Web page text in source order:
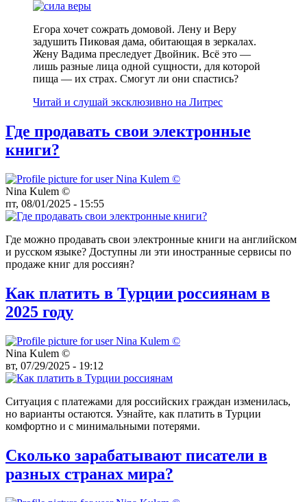
Егора хочет сожрать домовой. Лену и Веру
задушить Пиковая дама, обитающая в зеркалах.
Жену Вадима преследует Двойник. Всё это —
лишь разные лица одной сущности, для которой
пища — их страх. Смогут ли они спастись?
Читай и слушай эксклюзивно на Литрес
Где продавать свои электронные
книги?
Nina Kulem ©️
пт, 08/01/2025 - 15:55
Где можно продавать свои электронные книги на английском
и русском языке? Доступны ли эти иностранные сервисы по
продаже книг для россиян?
Как платить в Турции россиянам в
2025 году
Nina Kulem ©️
вт, 07/29/2025 - 19:12
Ситуация с платежами для российских граждан изменилась,
но варианты остаются. Узнайте, как платить в Турции
комфортно и с минимальными потерями.
Сколько зарабатывают писатели в
разных странах мира?